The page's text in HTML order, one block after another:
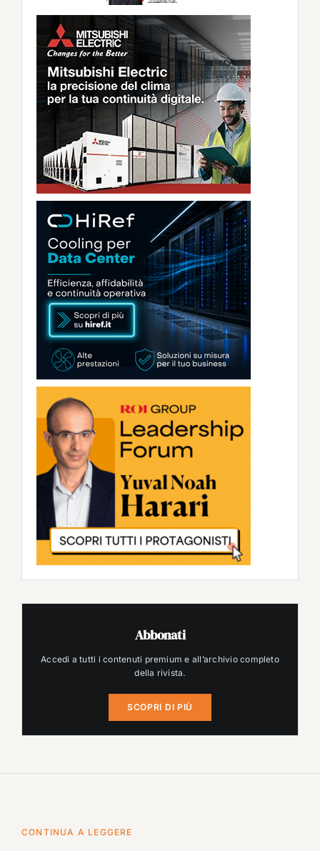
Abbonati
Accedi a tutti i contenuti premium e all’archivio completo
della rivista.
SCOPRI DI PIÙ
CONTINUA A LEGGERE